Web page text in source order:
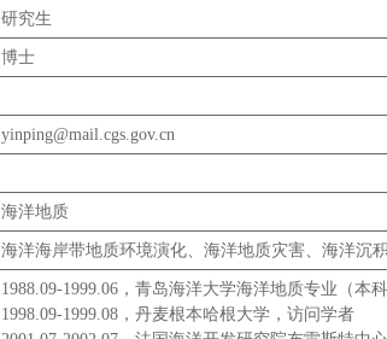
研究生
博士
yinping@mail.cgs.gov.cn
海洋地质
海洋海岸带地质环境演化、海洋地质灾害、海洋沉
1988.09-1999.06，青岛海洋大学海洋地质专业（本
1998.09-1999.08，丹麦根本哈根大学，访问学者